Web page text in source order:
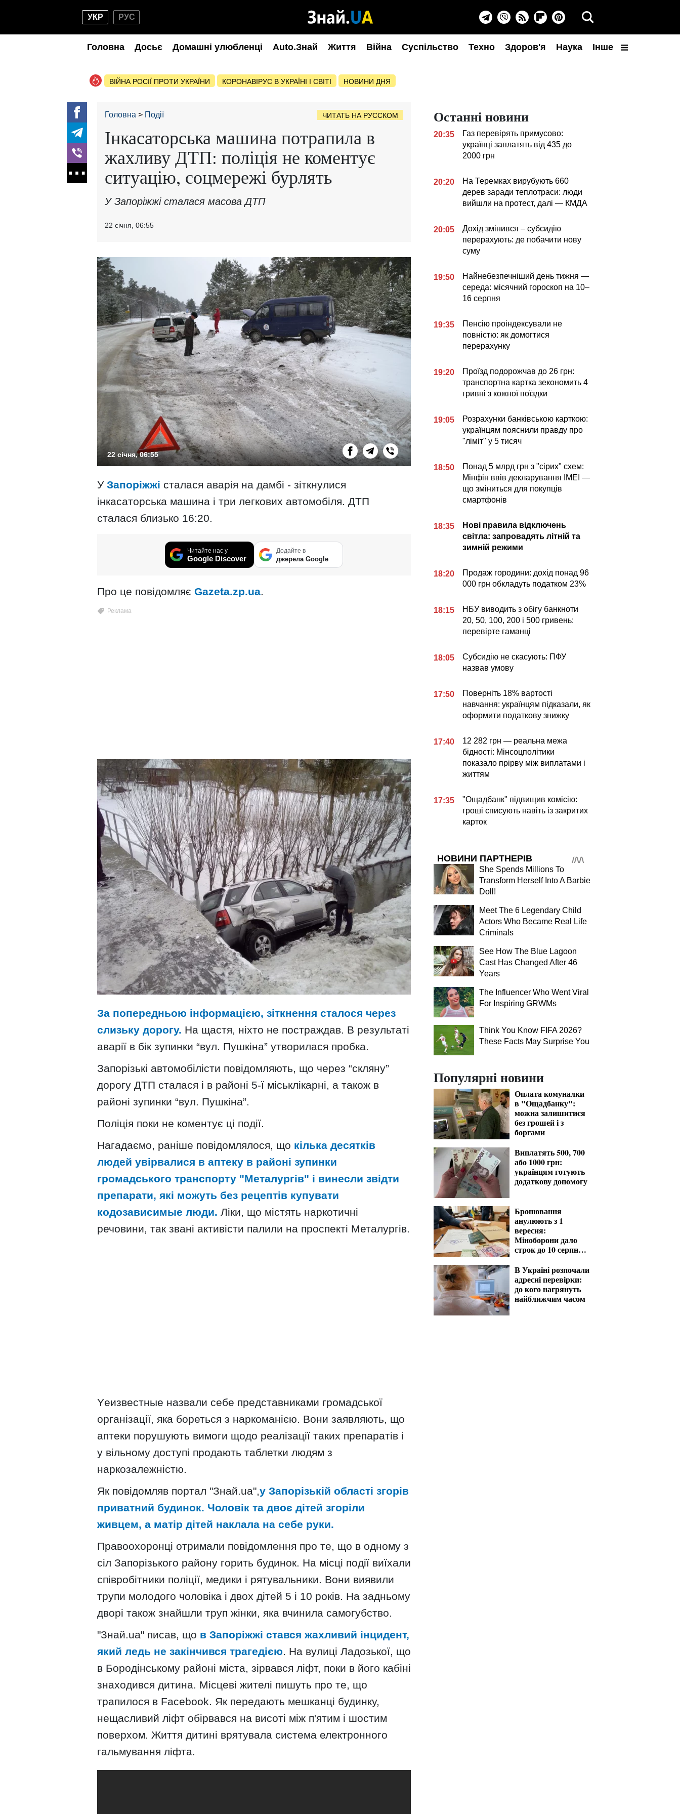
УКР РУС
Головна Досьє Домашні улюбленці Auto.Знай Життя Війна Суспільство Техно Здоров'я Наука Інше
ВІЙНА РОСІЇ ПРОТИ УКРАЇНИ КОРОНАВІРУС В УКРАЇНІ І СВІТІ НОВИНИ ДНЯ
Головна Події ЧИТАТЬ НА РУССКОМ
Інкасаторська машина потрапила в
жахливу ДТП: поліція не коментує
ситуацію, соцмережі бурлять
У Запоріжжі сталася масова ДТП
22 січня, 06:55
22 січня, 06:55
У Запоріжжі сталася аварія на дамбі - зіткнулися
інкасаторська машина і три легкових автомобіля. ДТП
сталася близько 16:20.
Читайте нас у
Google Discover
Додайте в
джерела Google
Про це повідомляє Gazeta.zp.ua.
За попередньою інформацією, зіткнення сталося через
слизьку дорогу. На щастя, ніхто не постраждав. В результаті
аварії в бік зупинки “вул. Пушкіна” утворилася пробка.
Запорізькі автомобілісти повідомляють, що через “скляну”
дорогу ДТП сталася і в районі 5-ї міськлікарні, а також в
районі зупинки “вул. Пушкіна”.
Поліція поки не коментує ці події.
Нагадаємо, раніше повідомлялося, що кілька десятків
людей увірвалися в аптеку в районі зупинки
громадського транспорту "Металургів" і винесли звідти
препарати, які можуть без рецептів купувати
кодозависимые люди. Ліки, що містять наркотичні
речовини, так звані активісти палили на проспекті Металургів.
Yеизвестные назвали себе представниками громадської
організації, яка бореться з наркоманією. Вони заявляють, що
аптеки порушують вимоги щодо реалізації таких препаратів і
у вільному доступі продають таблетки людям з
наркозалежністю.
Як повідомляв портал "Знай.uа",у Запорізькій області згорів
приватний будинок. Чоловік та двоє дітей згоріли
живцем, а матір дітей наклала на себе руки.
Правоохоронці отримали повідомлення про те, що в одному з
сіл Запорізького району горить будинок. На місці події виїхали
співробітники поліції, медики і рятувальники. Вони виявили
трупи молодого чоловіка і двох дітей 5 і 10 років. На задньому
дворі також знайшли труп жінки, яка вчинила самогубство.
"Знай.uа" писав, що в Запоріжжі стався жахливий інцидент,
який ледь не закінчився трагедією. На вулиці Ладозької, що
в Бородінському районі міста, зірвався ліфт, поки в його кабіні
знаходився дитина. Місцеві жителі пишуть про те, що
трапилося в Facebook. Як передають мешканці будинку,
нещасливий ліфт обірвався на висоті між п'ятим і шостим
поверхом. Життя дитині врятувала система електронного
гальмування ліфта.
Останні новини
20:35
Газ перевірять примусово:
українці заплатять від 435 до
2000 грн
20:20
На Теремках вирубують 660
дерев заради теплотраси: люди
вийшли на протест, далі — КМДА
20:05
Дохід змінився – субсидію
перерахують: де побачити нову
суму
19:50
Найнебезпечніший день тижня —
середа: місячний гороскоп на 10–
16 серпня
19:35
Пенсію проіндексували не
повністю: як домогтися
перерахунку
19:20
Проїзд подорожчав до 26 грн:
транспортна картка зекономить 4
гривні з кожної поїздки
19:05
Розрахунки банківською карткою:
українцям пояснили правду про
"ліміт" у 5 тисяч
18:50
Понад 5 млрд грн з "сірих" схем:
Мінфін ввів декларування IMEI —
що зміниться для покупців
смартфонів
18:35
Нові правила відключень
світла: запровадять літній та
зимній режими
18:20
Продаж городини: дохід понад 96
000 грн обкладуть податком 23%
18:15
НБУ виводить з обігу банкноти
20, 50, 100, 200 і 500 гривень:
перевірте гаманці
18:05
Субсидію не скасують: ПФУ
назвав умову
17:50
Поверніть 18% вартості
навчання: українцям підказали, як
оформити податкову знижку
17:40
12 282 грн — реальна межа
бідності: Мінсоцполітики
показало прірву між виплатами і
життям
17:35
"Ощадбанк" підвищив комісію:
гроші списують навіть із закритих
карток
НОВИНИ ПАРТНЕРІВ
She Spends Millions To
Transform Herself Into A Barbie
Doll!
Meet The 6 Legendary Child
Actors Who Became Real Life
Criminals
See How The Blue Lagoon
Cast Has Changed After 46
Years
The Influencer Who Went Viral
For Inspiring GRWMs
Think You Know FIFA 2026?
These Facts May Surprise You
Популярні новини
Оплата комуналки
в "Ощадбанку":
можна залишитися
без грошей і з
боргами
Виплатять 500, 700
або 1000 грн:
українцям готують
додаткову допомогу
Бронювання
анулюють з 1
вересня:
Міноборони дало
строк до 10 серпня
підприємств
В Україні розпочали
адресні перевірки:
до кого нагрянуть
найближчим часом